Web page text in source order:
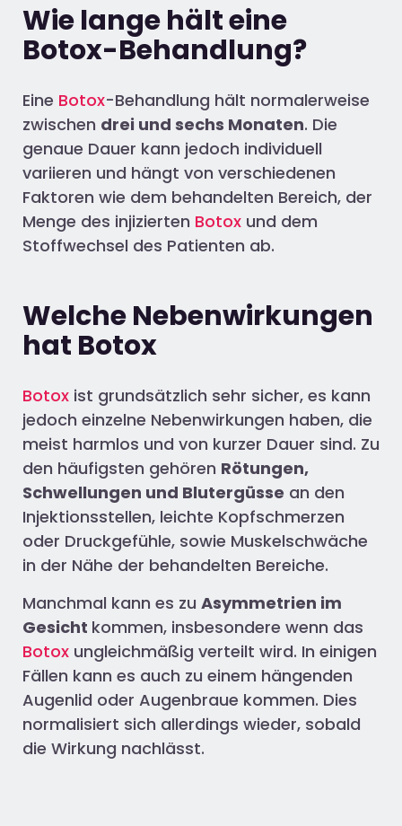
Wie lange hält eine
Botox-Behandlung?
Eine Botox-Behandlung hält normalerweise
zwischen drei und sechs Monaten. Die
genaue Dauer kann jedoch individuell
variieren und hängt von verschiedenen
Faktoren wie dem behandelten Bereich, der
Menge des injizierten Botox und dem
Stoffwechsel des Patienten ab.
Welche Nebenwirkungen
hat Botox
Botox ist grundsätzlich sehr sicher, es kann
jedoch einzelne Nebenwirkungen haben, die
meist harmlos und von kurzer Dauer sind. Zu
den häufigsten gehören Rötungen,
Schwellungen und Blutergüsse an den
Injektionsstellen, leichte Kopfschmerzen
oder Druckgefühle, sowie Muskelschwäche
in der Nähe der behandelten Bereiche.
Manchmal kann es zu Asymmetrien im
Gesicht kommen, insbesondere wenn das
Botox ungleichmäßig verteilt wird. In einigen
Fällen kann es auch zu einem hängenden
Augenlid oder Augenbraue kommen. Dies
normalisiert sich allerdings wieder, sobald
die Wirkung nachlässt.